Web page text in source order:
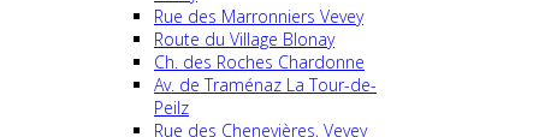
Rue des Marronniers Vevey
Route du Village Blonay
Ch. des Roches Chardonne
Av. de Traménaz La Tour-de-
Peilz
Rue des Chenevières, Vevey